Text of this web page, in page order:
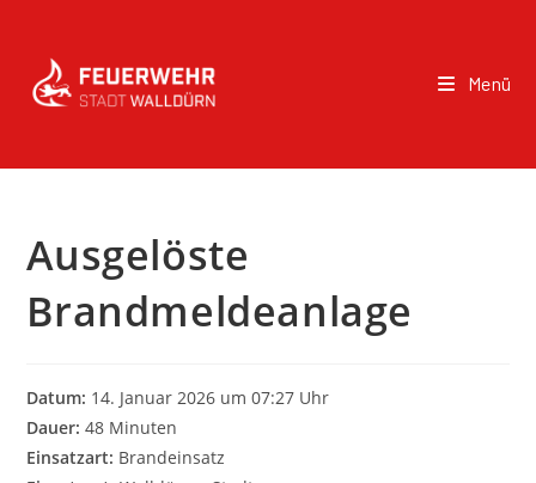
Menü
Ausgelöste
Brandmeldeanlage
Datum: 14. Januar 2026 um 07:27 Uhr
Dauer: 48 Minuten
Einsatzart: Brandeinsatz